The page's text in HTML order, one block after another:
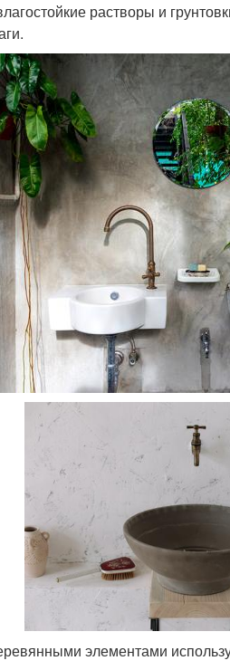
растворы и
элементами